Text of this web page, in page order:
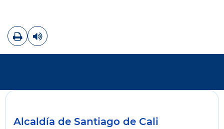
ImprimirLeer contenido
Alcaldía de Santiago de Cali